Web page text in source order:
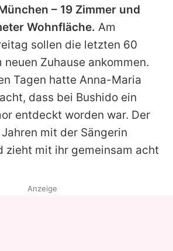
– 19 Zimmer und
Wohnfläche. Am
sollen die letzten 60
neuen Zuhause ankommen.
Tagen hatte Anna-Maria
dass bei Bushido ein
entdeckt worden war. Der
mit der Sängerin
zieht mit ihr gemeinsam acht
Anzeige